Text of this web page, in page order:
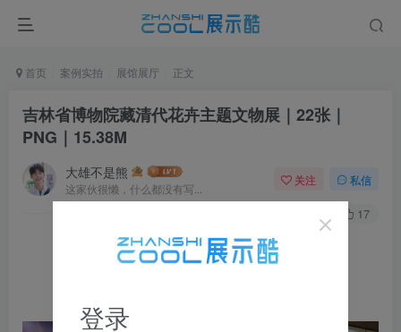
首页 案例实拍 展馆展厅 正文
吉林省博物院藏清代花卉主题文物展｜22张｜
PNG｜15.38M
大雄不是熊
这家伙很懒，什么都没有写...
关注 私信
17
登录